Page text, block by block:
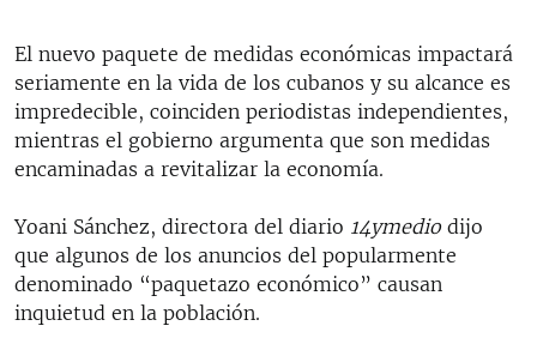
DESINFORMACIÓN RUSA EN AMÉRICA LATINA
LA INVASIÓN DE RUSIA A UCRANIA
El nuevo paquete de medidas económicas impactará
seriamente en la vida de los cubanos y su alcance es
impredecible, coinciden periodistas independientes,
mientras el gobierno argumenta que son medidas
encaminadas a revitalizar la economía.
Yoani Sánchez, directora del diario 14ymedio dijo
que algunos de los anuncios del popularmente
denominado “paquetazo económico” causan
inquietud en la población.